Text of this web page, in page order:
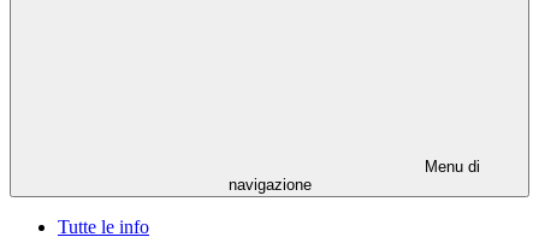
Menu di
navigazione
Tutte le info